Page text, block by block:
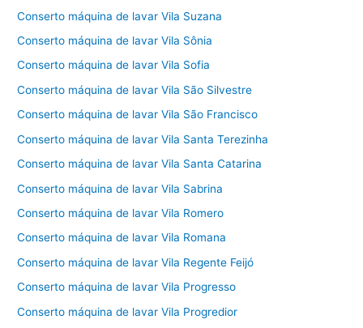
Conserto máquina de lavar Vila Suzana
Conserto máquina de lavar Vila Sônia
Conserto máquina de lavar Vila Sofia
Conserto máquina de lavar Vila São Silvestre
Conserto máquina de lavar Vila São Francisco
Conserto máquina de lavar Vila Santa Terezinha
Conserto máquina de lavar Vila Santa Catarina
Conserto máquina de lavar Vila Sabrina
Conserto máquina de lavar Vila Romero
Conserto máquina de lavar Vila Romana
Conserto máquina de lavar Vila Regente Feijó
Conserto máquina de lavar Vila Progresso
Conserto máquina de lavar Vila Progredior